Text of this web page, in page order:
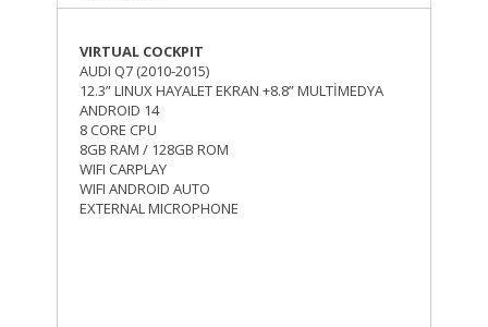
VIRTUAL COCKPIT
AUDI Q7 (2010-2015)
12.3” LINUX HAYALET EKRAN +8.8” MULTİMEDYA
ANDROID 14
8 CORE CPU
8GB RAM / 128GB ROM
WIFI CARPLAY
WIFI ANDROID AUTO
EXTERNAL MICROPHONE